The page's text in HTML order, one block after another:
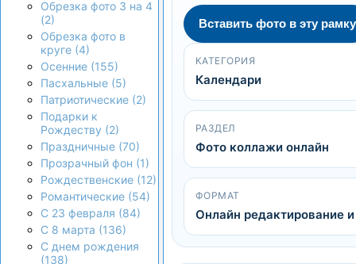
Обрезка фото 3 на 4
(2)
Обрезка фото в
круге (4)
Осенние (155)
Пасхальные (5)
Патриотические (2)
Подарки к
Рождеству (2)
Праздничные (70)
Прозрачный фон (1)
Рождественские (12)
Романтические (54)
С 23 февраля (84)
С 8 марта (136)
С днем рождения
(138)
Вставить фото в эту рамку
КАТЕГОРИЯ
Календари
РАЗДЕЛ
Фото коллажи онлайн
ФОРМАТ
Онлайн редактирование